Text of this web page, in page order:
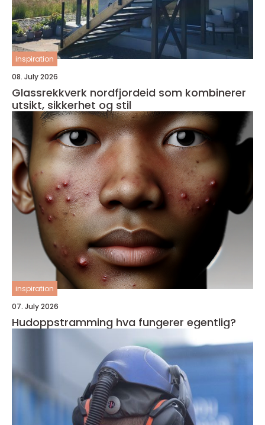
inspiration
08. July 2026
Glassrekkverk nordfjordeid som kombinerer
utsikt, sikkerhet og stil
inspiration
07. July 2026
Hudoppstramming hva fungerer egentlig?